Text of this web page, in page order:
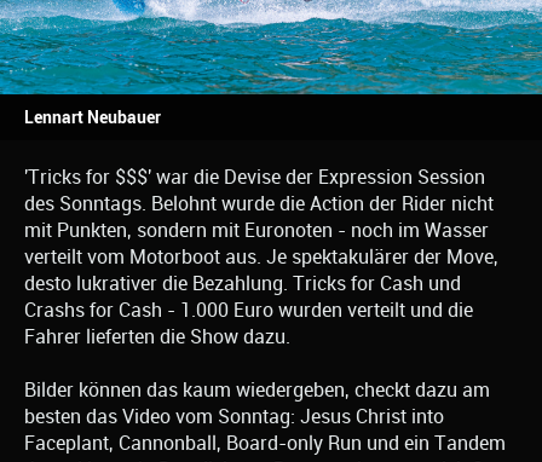
Lennart Neubauer
'Tricks for $$$' war die Devise der Expression Session
des Sonntags. Belohnt wurde die Action der Rider nicht
mit Punkten, sondern mit Euronoten - noch im Wasser
verteilt vom Motorboot aus. Je spektakulärer der Move,
desto lukrativer die Bezahlung. Tricks for Cash und
Crashs for Cash - 1.000 Euro wurden verteilt und die
Fahrer lieferten die Show dazu.
Bilder können das kaum wiedergeben, checkt dazu am
besten das Video vom Sonntag: Jesus Christ into
Faceplant, Cannonball, Board-only Run und ein Tandem